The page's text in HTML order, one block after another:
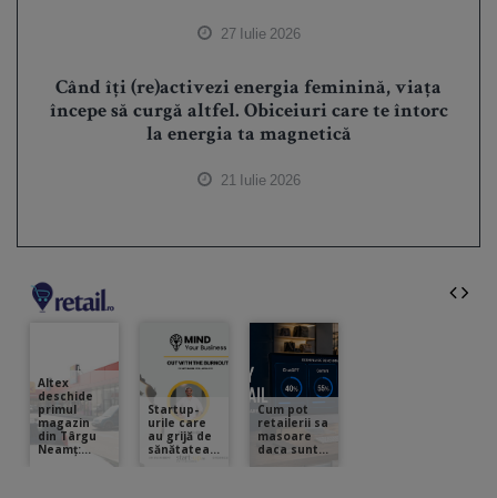
27 Iulie 2026
Când îți (re)activezi energia feminină, viața
începe să curgă altfel. Obiceiuri care te întorc
la energia ta magnetică
21 Iulie 2026